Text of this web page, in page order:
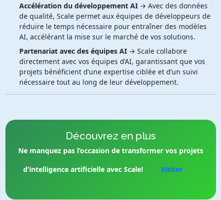
Accélération du développement AI→ Avec des données
de qualité, Scale permet aux équipes de développeurs de
réduire le temps nécessaire pour entraîner des modèles
AI, accélérant la mise sur le marché de vos solutions.
Partenariat avec des équipes AI→ Scale collabore
directement avec vos équipes d’AI, garantissant que vos
projets bénéficient d’une expertise ciblée et d’un suivi
nécessaire tout au long de leur développement.
Découvrez en plus
Ne manquez pas l’occasion de transformer vos projets
d’intelligence artificielle avec Scale!
Visiter